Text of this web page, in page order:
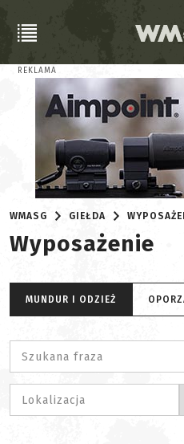
REKLAMA
WMASG GIEŁDA
Wyposażenie
MUNDUR I ODZIEŻ
Szukana fraza
Lokalizacja